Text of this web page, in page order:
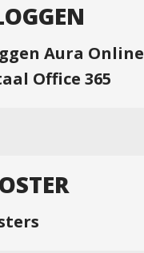
Aura Online
Office 365